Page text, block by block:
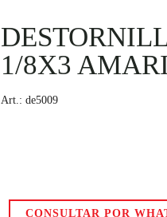
1/8X3
Art.: de5009
CONSULTAR POR